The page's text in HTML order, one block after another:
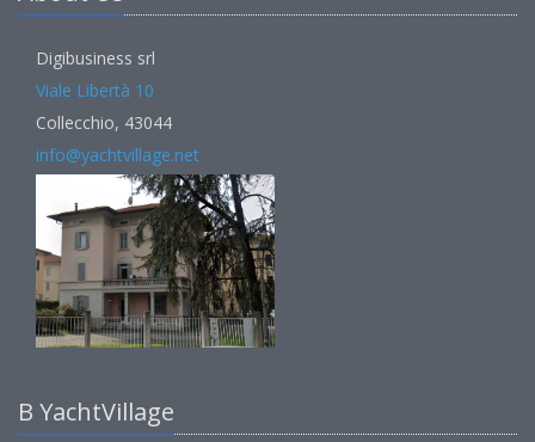
Digibusiness srl
Viale Libertà 10
Collecchio, 43044
info@yachtvillage.net
В YachtVillage